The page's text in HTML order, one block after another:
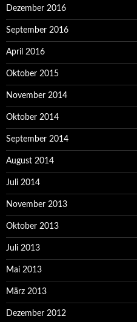
Dezember 2016
September 2016
April 2016
Oktober 2015
November 2014
Oktober 2014
September 2014
August 2014
Juli 2014
November 2013
Oktober 2013
Juli 2013
Mai 2013
März 2013
Dezember 2012